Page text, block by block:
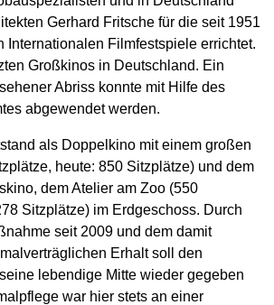
Gerhard Fritsche für die seit 1951
Internationalen Filmfestspiele errichtet.
Großkinos in Deutschland. Ein
Abriss konnte mit Hilfe des
abgewendet werden.
als Doppelkino mit einem großen
heute: 850 Sitzplätze) und dem
dem Atelier am Zoo (550
Sitzplätze) im Erdgeschoss. Durch
seit 2009 und dem damit
Erhalt soll den
seine lebendige Mitte wieder gegeben
war hier stets an einer